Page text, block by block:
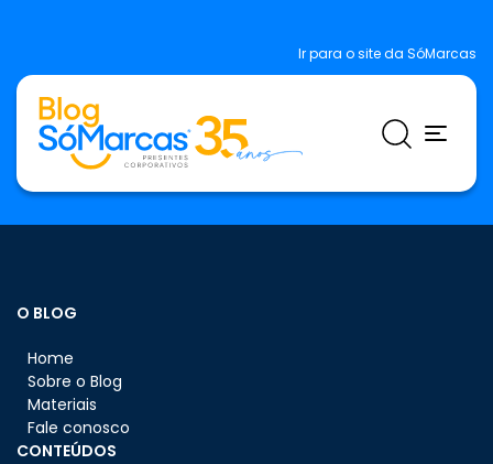
Ir para o site da SóMarcas
O BLOG
Home
Sobre o Blog
Materiais
Fale conosco
CONTEÚDOS